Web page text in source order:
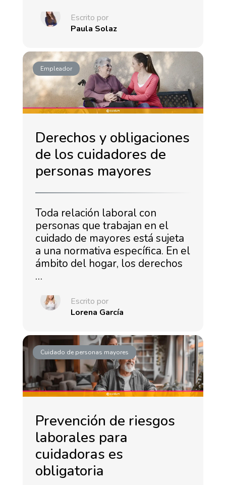
Escrito por
Paula Solaz
Empleador
Derechos y obligaciones
de los cuidadores de
personas mayores
Toda relación laboral con
personas que trabajan en el
cuidado de mayores está sujeta
a una normativa específica. En el
ámbito del hogar, los derechos
…
Escrito por
Lorena García
Cuidado de personas mayores
Prevención de riesgos
laborales para
cuidadoras es
obligatoria